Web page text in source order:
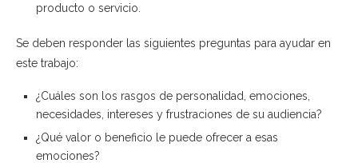
producto o servicio.
Se deben responder las siguientes preguntas para ayudar en
este trabajo:
¿Cuáles son los rasgos de personalidad, emociones,
necesidades, intereses y frustraciones de su audiencia?
¿Qué valor o beneficio le puede ofrecer a esas
emociones?